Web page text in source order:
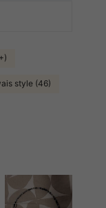
style (46)